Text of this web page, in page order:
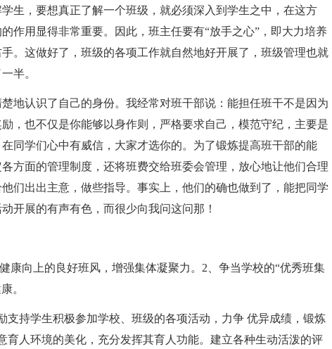
生，要想真正了解一个班级，就必须深入到学生之中，在这方
作用显得非常重要。因此，班主任要有“放手之心”，即大力培养
。这做好了，班级的各项工作就自然地好开展了，班级管理也就
半。
地认识了自己的身份。我经常对班干部说：能担任班干不是因为
，也不仅是你能够以身作则，严格要求自己，模范守纪，主要是
同学们心中有威信，大家才选你的。为了锻炼提高班干部的能
方面的管理制度，还将班费交给班委会管理，放心地让他们合理
们出出主意，做些指导。事实上，他们的确也做到了，能把同学
开展的有声有色，而很少向我问这问那！
康向上的良好班风，增强集体凝聚力。2、争当学校的“优秀班集
。
支持学生积极参加学校、班级的各项活动，力争 优异成绩，锻炼
育人环境的美化，充分发挥其育人功能。建立各种生动活泼的评